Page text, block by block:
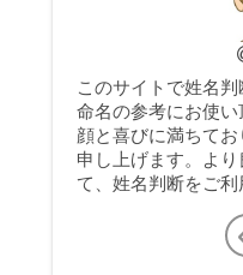
このサイトで姓名
命名の参考にお使
顔と喜びに満ちて
申し上げます。よ
て、姓名判断をご利